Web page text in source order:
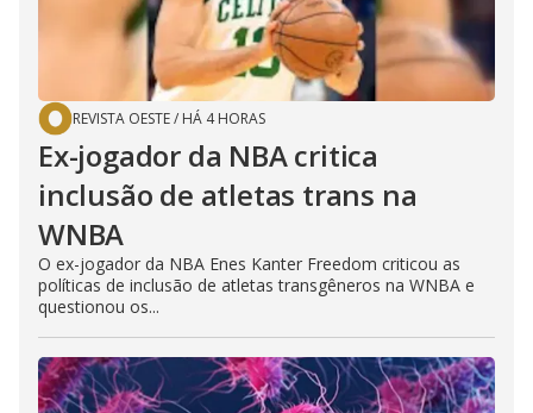
REVISTA OESTE/ HÁ 4 HORAS
Ex-jogador da NBA critica
inclusão de atletas trans na
WNBA
O ex-jogador da NBA Enes Kanter Freedom criticou as
políticas de inclusão de atletas transgêneros na WNBA e
questionou os...